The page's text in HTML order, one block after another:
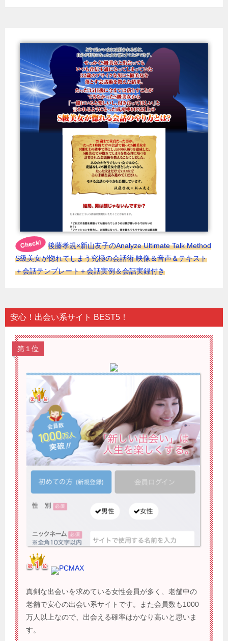
後藤孝規×新山友子のAnalyze Ultimate Talk Method
S級美女が惚れてしまう究極の会話術 映像＆音声＆テキスト
＋会話テンプレート＋会話実例＆会話実録付き
安心！出会い系サイト BEST5！
第１位
PCMAX
真剣な出会いを求めている女性会員が多く、老舗中の
老舗で安心の出会い系サイトです。また会員数も1000
万人以上なので、出会える確率はかなり高いと思いま
す。